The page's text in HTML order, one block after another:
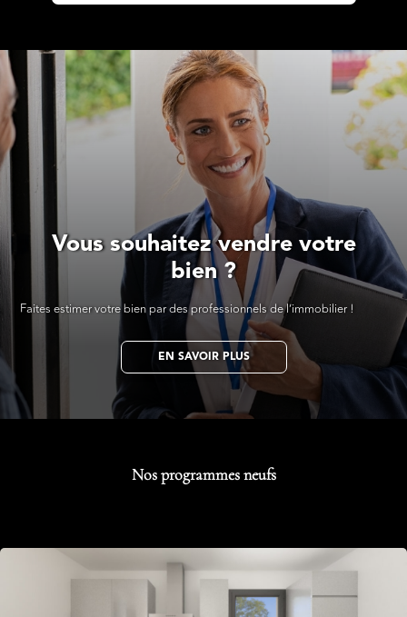
Vous souhaitez vendre votre
bien ?
Faites estimer votre bien par des professionnels de l’immobilier !
EN SAVOIR PLUS
Nos programmes neufs